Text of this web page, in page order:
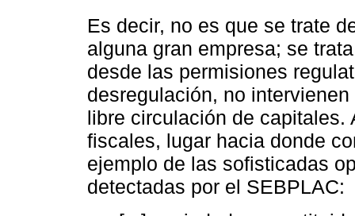
Es decir, no es que se trate
alguna gran empresa; se
desde las permisiones
desregulación, no
libre circulación de
fiscales, lugar hacia donde
ejemplo de las sofisticadas
detectadas por el SEBPLAC: